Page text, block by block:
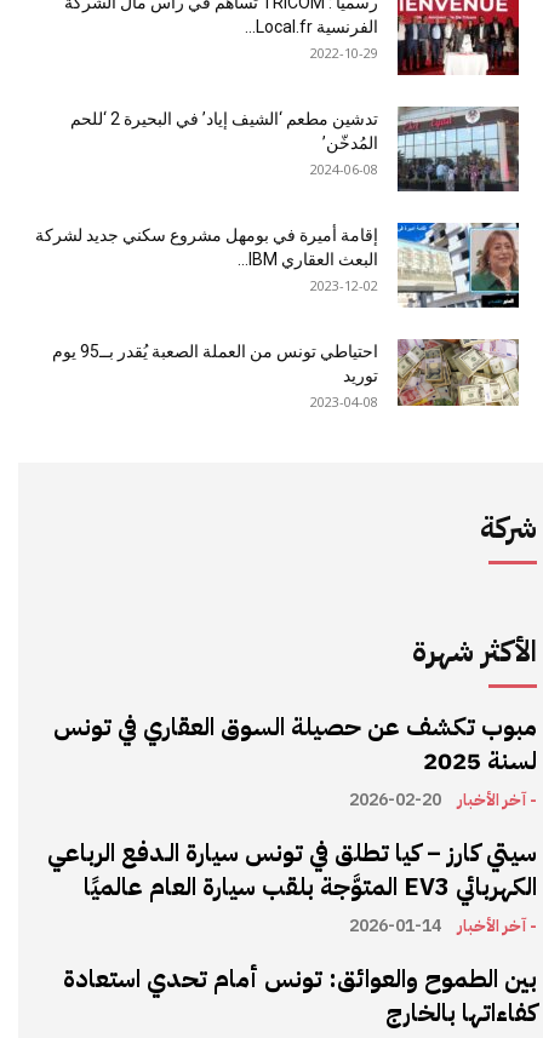
الفرنسية Local.fr...
2022-10-29
تدشين مطعم ‘الشيف إياد’ في البحيرة 2 ‘للحم
المُدخّن’
2024-06-08
إقامة أميرة في بومهل مشروع سكني جديد لشركة
البعث العقاري IBM...
2023-12-02
احتياطي تونس من العملة الصعبة يُقدر بــ95 يوم
توريد
2023-04-08
شركة
الأكثر شهرة
مبوب تكشف عن حصيلة السوق العقاري في تونس
لسنة 2025
- آخر الأخبار 2026-02-20
سيتي كارز – كيا تطلق في تونس سيارة الـدفع الرباعي
الكهربائي EV3 المتوَّجة بلقب سيارة العام عالميًا
- آخر الأخبار 2026-01-14
بين الطموح والعوائق: تونس أمام تحدي استعادة
كفاءاتها بالخارج